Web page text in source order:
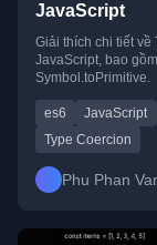
JavaScript
Giải thích chi tiết về
JavaScript, bao
Symbol.toPrimitive.
es6 JavaScript
Type Coercion
Phu Phan